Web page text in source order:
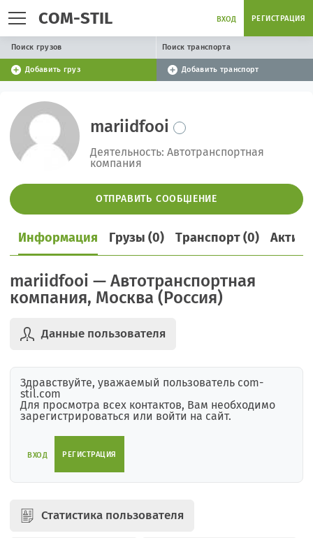
COM-STIL ВХОД РЕГИСТРАЦИЯ
Поиск грузов Поиск транспорта
Добавить груз Добавить транспорт
mariidfooi
Деятельность: Автотранспортная
компания
ОТПРАВИТЬ СООБЩЕНИЕ
Информация Грузы (0) Транспорт (0)
mariidfooi — Автотранспортная
компания, Москва (Россия)
Данные пользователя
Здравствуйте, уважаемый пользователь com-
stil.com
Для просмотра всех контактов, Вам необходимо
зарегистрироваться или войти на сайт.
ВХОД РЕГИСТРАЦИЯ
Статистика пользователя